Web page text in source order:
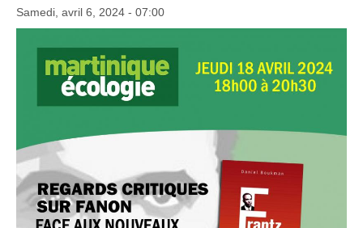
Samedi, avril 6, 2024 - 07:00